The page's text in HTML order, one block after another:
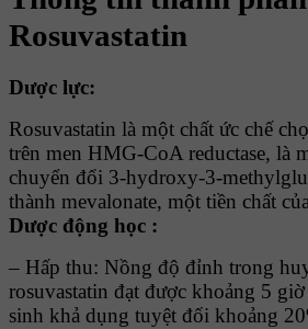
Rosuvastatin
Dược lực:
Rosuvastatin là một chất ức chế
trên men HMG-CoA reductase, là
chuyển đổi 3-hydroxy-3-
thành mevalonate, một tiền chất
Dược động học :
– Hấp thu: Nồng độ đỉnh trong
rosuvastatin đạt được khoảng 5
sinh khả dụng tuyệt đối khoảng